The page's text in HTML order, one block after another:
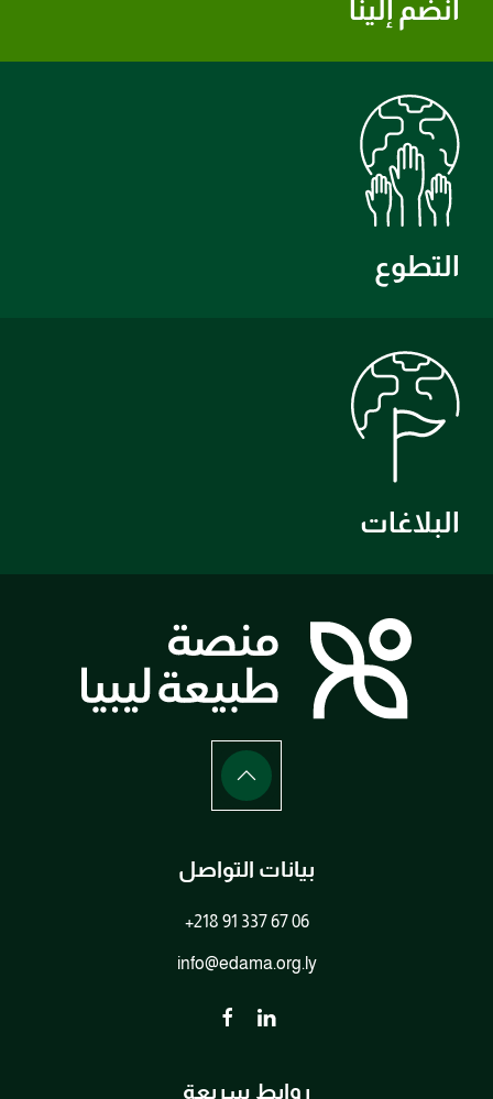
انضم إلينا
التطوع
البلاغات
بيانات التواصل
+218 91 337 67 06
info@edama.org.ly
روابط سريعة